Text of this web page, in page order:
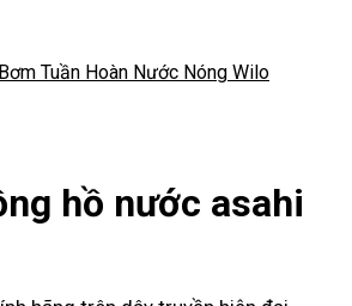
Bơm Tuần Hoàn Nước Nóng Wilo
hồ nước asahi